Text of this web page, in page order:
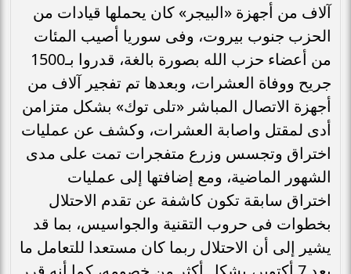
آلاف من أجهزة «البيجر» كان يحملها قيادات من
الحزب جنوب بيروت، وفى سوريا أصيب المئات
من أعضاء حزب الله بصورة بالغة، قدروا بـ1500
جريح ووفاة العشرات، وبعدها تم تفجير آلاف من
أجهزة الاتصال المباشر «تلى توك» بشكل متزامن
أدى لمقتل واصابة العشرات، وكشف عن عمليات
اختراق وتجسس وزرع متفجرات تمت على مدى
الشهور الماضية، ومع إضافتها إلى عمليات
اختراق سابقة تكون كاشفة عن تقدم الاحتلال
بخطوات فى حروب التقنية والجواسيس، بما قد
يشير إلى أن الاحتلال ربما كان مستعدا للتعامل ما